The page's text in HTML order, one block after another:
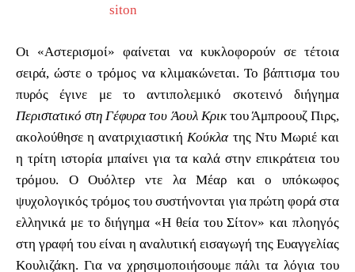
Οι «Αστερισμοί» φαίνεται να κυκλοφορούν σε τέτοια
σειρά, ώστε ο τρόμος να κλιμακώνεται. Το βάπτισμα του
πυρός έγινε με το αντιπολεμικό σκοτεινό διήγημα
Περιστατικό στη Γέφυρα του Άουλ Κρικτου Άμπροουζ Πιρς,
ακολούθησε η ανατριχιαστικήΚούκλα της Ντυ Μωριέ και
η τρίτη ιστορία μπαίνει για τα καλά στην επικράτεια του
τρόμου. Ο Ουόλτερ ντε λα Μέαρ και ο υπόκωφος
ψυχολογικός τρόμος του συστήνονται για πρώτη φορά στα
ελληνικά με το διήγημα «Η θεία του Σίτον» και πλοηγός
στη γραφή του είναι η αναλυτική εισαγωγή της Ευαγγελίας
Κουλιζάκη. Για να χρησιμοποιήσουμε πάλι τα λόγια του